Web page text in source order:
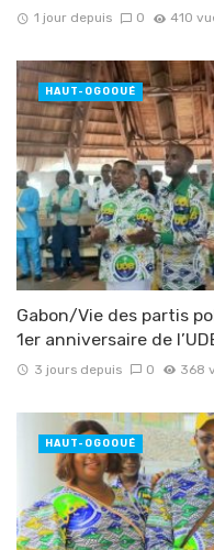
1 jour depuis 0 410
Gabon/Vie des partis
1er anniversaire de
3 jours depuis 0 368
HAUT-OGOOUÉ
HAUT-OGOOUÉ